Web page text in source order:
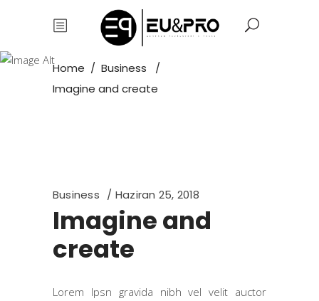
Eu&Pro
Home / Business
/
Imagine and create
Business Haziran 25, 2018
Imagine and
create
Lorem Ipsn gravida nibh vel velit auctor